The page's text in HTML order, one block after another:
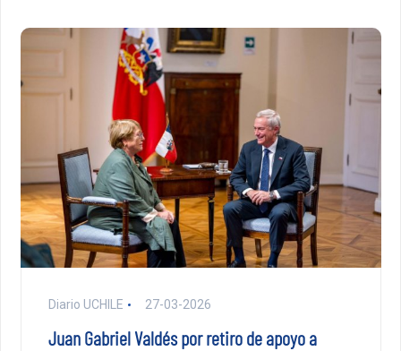
Diario UCHILE 27-03-2026
Juan Gabriel Valdés por retiro de apoyo a